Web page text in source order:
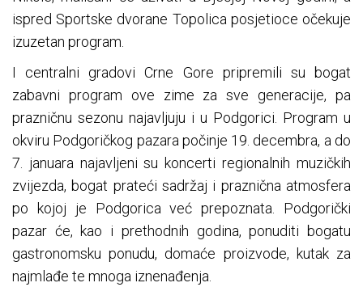
ispred Sportske dvorane Topolica posjetioce očekuje
izuzetan program.
I centralni gradovi Crne Gore pripremili su bogat
zabavni program ove zime za sve generacije, pa
prazničnu sezonu najavljuju i u Podgorici. Program u
okviru Podgoričkog pazara počinje 19. decembra, a do
7. januara najavljeni su koncerti regionalnih muzičkih
zvijezda, bogat prateći sadržaj i praznična atmosfera
po kojoj je Podgorica već prepoznata. Podgorički
pazar će, kao i prethodnih godina, ponuditi bogatu
gastronomsku ponudu, domaće proizvode, kutak za
najmlađe te mnoga iznenađenja.